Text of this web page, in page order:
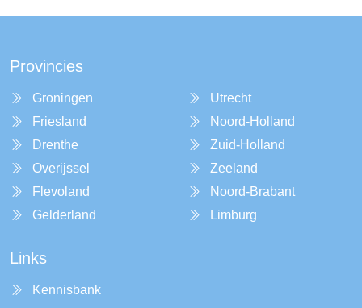
Provincies
Groningen
Friesland
Drenthe
Overijssel
Flevoland
Gelderland
Utrecht
Noord-Holland
Zuid-Holland
Zeeland
Noord-Brabant
Limburg
Links
Kennisbank